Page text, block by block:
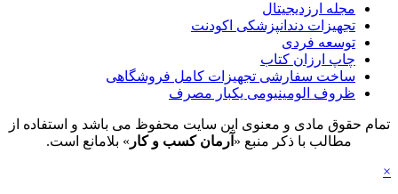
مجله ارزدیجیتال
تجهیزات دندانپزشکی اکودنت
توسعه فردی
چاپ ارزان کتاب
ساخت سفارشی تجهیزات کامل فروشگاهی
ظروف الومینیومی یکبار مصرف
تمام حقوق مادی و معنوی این سایت محفوظ می باشد و استفاده از
مطالب با ذکر منبع « آرمان کسب و کار » بلامانع است.
×